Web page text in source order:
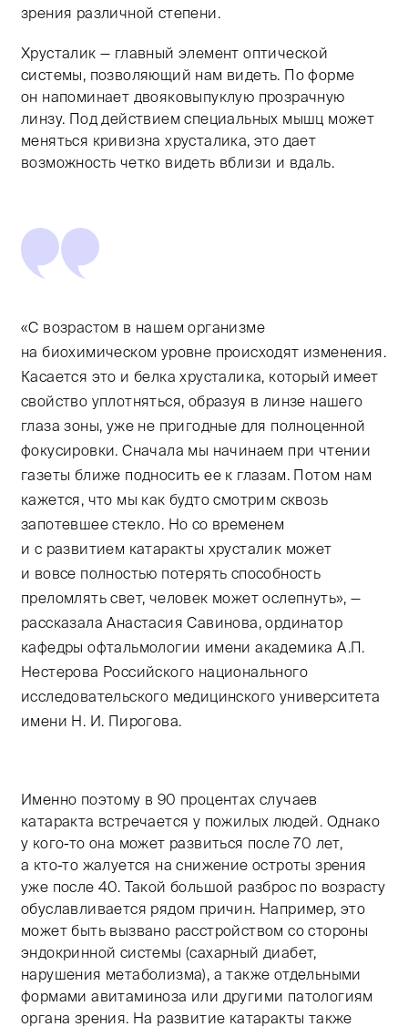
зрения различной степени.
Хрусталик — главный элемент оптической
системы, позволяющий нам видеть. По форме
он напоминает двояковыпуклую прозрачную
линзу. Под действием специальных мышц может
меняться кривизна хрусталика, это дает
возможность четко видеть вблизи и вдаль.
«С возрастом в нашем организме
на биохимическом уровне происходят изменения.
Касается это и белка хрусталика, который имеет
свойство уплотняться, образуя в линзе нашего
глаза зоны, уже не пригодные для полноценной
фокусировки. Сначала мы начинаем при чтении
газеты ближе подносить ее к глазам. Потом нам
кажется, что мы как будто смотрим сквозь
запотевшее стекло. Но со временем
и с развитием катаракты хрусталик может
и вовсе полностью потерять способность
преломлять свет, человек может ослепнуть», —
рассказала Анастасия Савинова, ординатор
кафедры офтальмологии имени академика А.П.
Нестерова Российского национального
исследовательского медицинского университета
имени Н. И. Пирогова.
Именно поэтому в 90 процентах случаев
катаракта встречается у пожилых людей. Однако
у кого-то она может развиться после 70 лет,
а кто-то жалуется на снижение остроты зрения
уже после 40. Такой большой разброс по возрасту
обуславливается рядом причин. Например, это
может быть вызвано расстройством со стороны
эндокринной системы (сахарный диабет,
нарушения метаболизма), а также отдельными
формами авитаминоза или другими патологиям
органа зрения. На развитие катаракты также